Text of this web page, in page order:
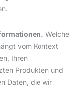
Welche
vom Kontext
Ihren
Produkten und
Daten, die wir